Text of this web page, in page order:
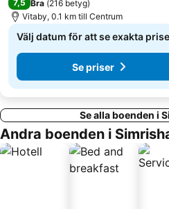
7,5 Bra (216 betyg)
Vitaby, 0.1 km till Centrum
Välj datum för att se exakta
Se priser
Se alla boenden i
Andra boenden i